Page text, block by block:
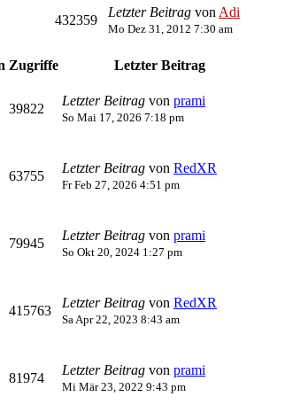
432359
Letzter Beitrag von Adi
Mo Dez 31, 2012 7:30 am
Zugriffe
Letzter Beitrag
39822
Letzter Beitrag von prami
So Mai 17, 2026 7:18 pm
63755
Letzter Beitrag von RedXR
Fr Feb 27, 2026 4:51 pm
79945
Letzter Beitrag von prami
So Okt 20, 2024 1:27 pm
415763
Letzter Beitrag von RedXR
Sa Apr 22, 2023 8:43 am
81974
Letzter Beitrag von prami
Mi Mär 23, 2022 9:43 pm